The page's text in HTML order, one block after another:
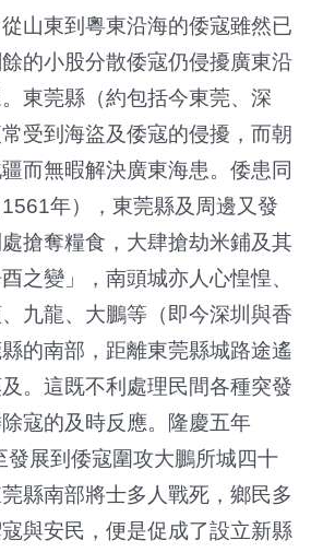
山東到粵東沿海的倭寇雖然已
的小股分散倭寇仍侵擾廣東沿
東莞縣（約包括今東莞、深
受到海盜及倭寇的侵擾，而朝
而無暇解決廣東海患。倭患同
年），東莞縣及周邊又發
搶奪糧食，大肆搶劫米鋪及其
之變」，南頭城亦人心惶惶、
九龍、大鵬等（即今深圳與香
的南部，距離東莞縣城路途遙
。這既不利處理民間各種突發
寇的及時反應。隆慶五年
發展到倭寇圍攻大鵬所城四十
縣南部將士多人戰死，鄉民多
與安民，便是促成了設立新縣